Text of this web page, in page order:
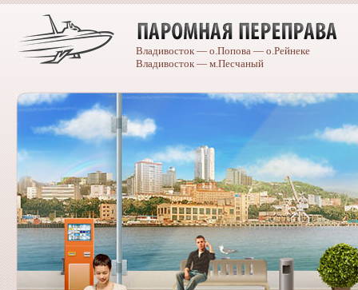
Владивосток — о.Попова — о.Рейнеке
Владивосток — м.Песчаный
Caterpillar
spare
parts
catalogue